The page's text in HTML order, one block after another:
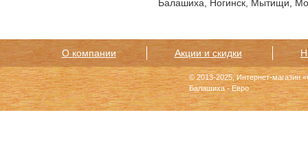
Балашиха, Ногинск, Мытищи,
О компании Акции и скидки
© 2013-2025, Интернет-магазин
Балашиха - Евро